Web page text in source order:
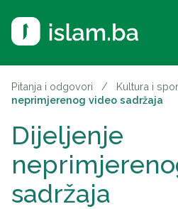
Pitanja i odgovori / Kultura i
neprimjerenog video sadržaja
Dijeljenje
sadržaja